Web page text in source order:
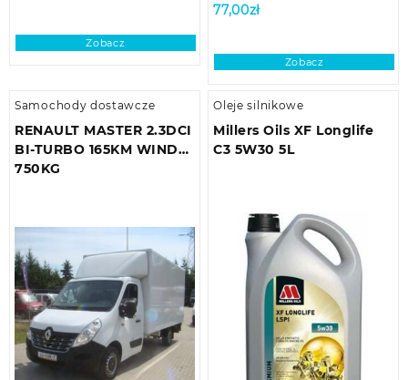
Zobacz
77,00zł
Zobacz
Samochody dostawcze
RENAULT MASTER 2.3DCI
BI-TURBO 165KM WINDA
750KG
Oleje silnikowe
Millers Oils XF Longlife
C3 5W30 5L